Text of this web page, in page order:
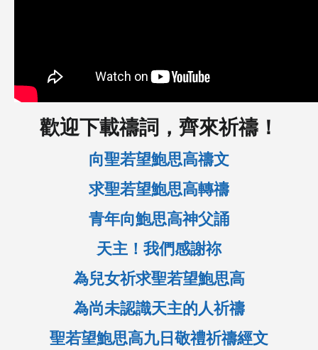
歡迎下載禱詞，齊來祈禱！
向聖若望鮑思高禱文
求聖若望鮑思高轉禱
青年向鮑思高神父誦
天主！我們感謝祢
為兒女祈求聖若望鮑思高
為尚未認識天主的人祈禱
聖若望鮑思高九日敬禮祈禱經文